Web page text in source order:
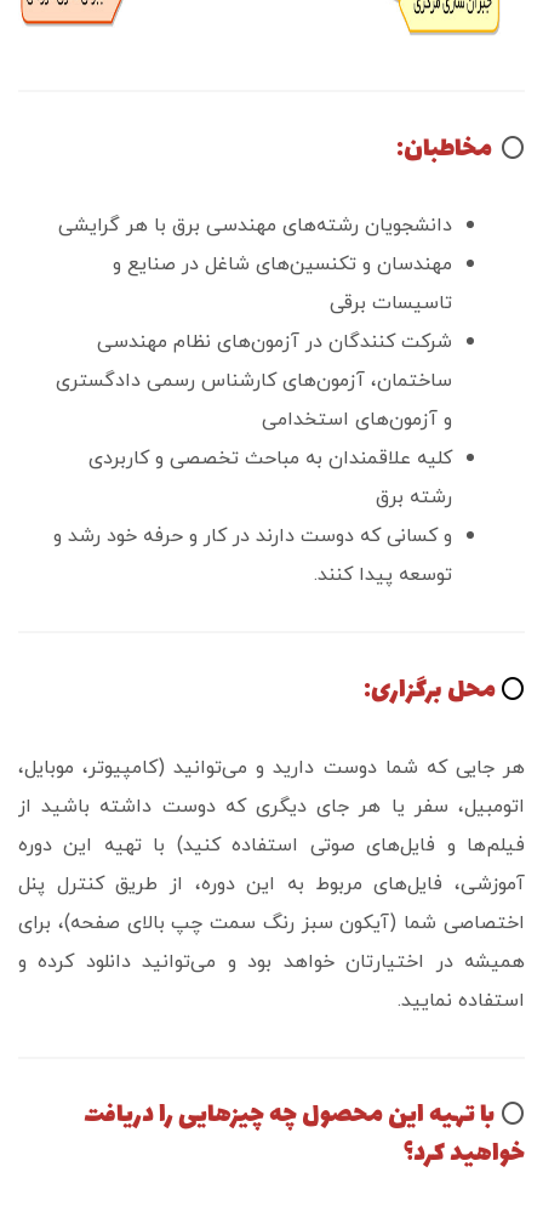
⭕️ مخاطبان:
دانشجویان رشته‌های مهندسی برق با هر گرایشی
مهندسان و تکنسین‌های شاغل در صنایع و
تاسیسات برقی
شرکت کنندگان در آزمون‌های نظام مهندسی
ساختمان، آزمون‌های کارشناس رسمی دادگستری
و آزمون‌های استخدامی
کلیه علاقمندان به مباحث تخصصی و کاربردی
رشته برق
و کسانی که دوست دارند در کار و حرفه خود رشد و
توسعه پیدا کنند.
⭕️محل برگزاری:
هر جایی که شما دوست دارید و می‌توانید (کامپیوتر، موبایل،
اتومبیل، سفر یا هر جای دیگری که دوست داشته باشید از
فیلم‌ها و فایل‌های صوتی استفاده کنید) با تهیه این دوره
آموزشی، فایل‌های مربوط به این دوره، از طریق کنترل پنل
اختصاصی شما (آیکون سبز رنگ سمت چپ بالای صفحه)، برای
همیشه در اختیارتان خواهد بود و می‌توانید دانلود کرده و
استفاده نمایید.
⭕️ با تهیه این محصول چه چیزهایی را دریافت
خواهید کرد؟